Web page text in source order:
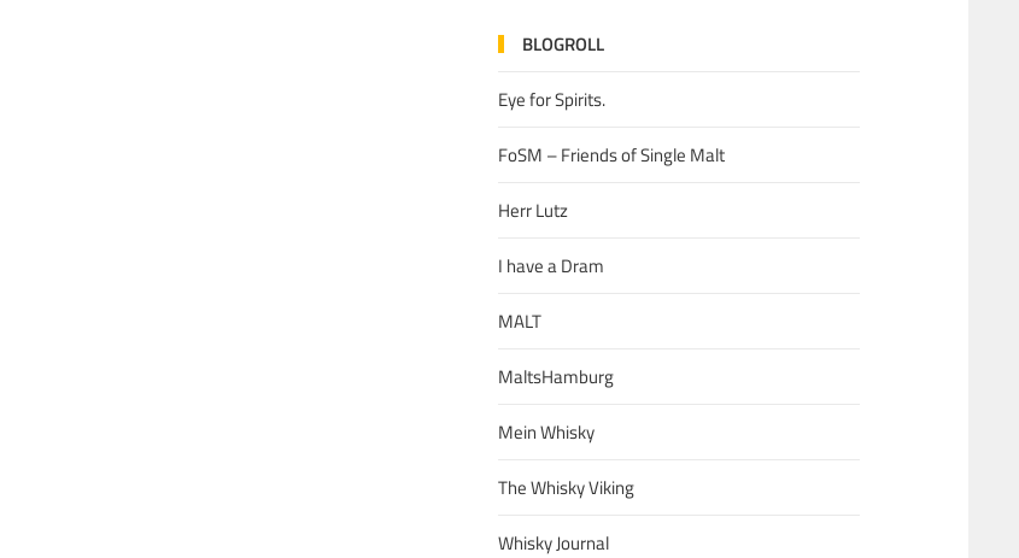
BLOGROLL
Eye for Spirits.
FoSM – Friends of Single Malt
Herr Lutz
I have a Dram
MALT
MaltsHamburg
Mein Whisky
The Whisky Viking
Whisky Journal